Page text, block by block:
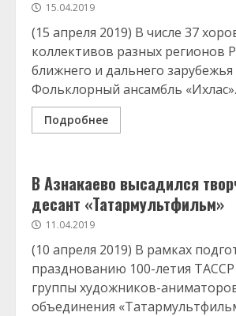
15.04.2019
(15 апреля 2019) В числе 37
коллективов разных регионов
ближнего и дальнего зарубежья
Фольклорный ансамбль
Подробнее
В Азнакаево высадился
десант «Татармультфильм»
11.04.2019
(10 апреля 2019) В рамках
празднованию 100-летия ТАССР
группы художников-
объединения